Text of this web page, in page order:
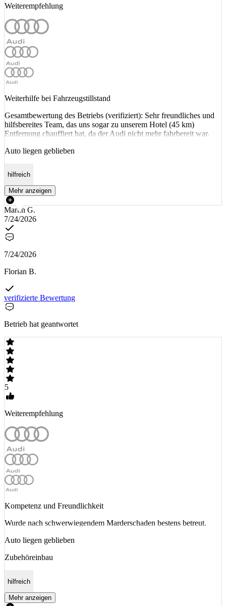
Weiterempfehlung
Weiterhilfe bei Fahrzeugstillstand
Gesamtbewertung des Betriebs (verifiziert): Sehr freundliches und
hilfsbereites Team, das uns sogar zu unserem Hotel (45 km)
Entfernung chauffiert hat, da der Audi nicht mehr fahrbereit war.
Auto liegen geblieben
hilfreich
Mehr anzeigen
Martin G.
7/24/2026
7/24/2026
Florian B.
verifizierte Bewertung
Betrieb hat geantwortet
5
Weiterempfehlung
Kompetenz und Freundlichkeit
Wurde nach schwerwiegendem Marderschaden bestens betreut.
Auto liegen geblieben
Zubehöreinbau
hilfreich
Mehr anzeigen